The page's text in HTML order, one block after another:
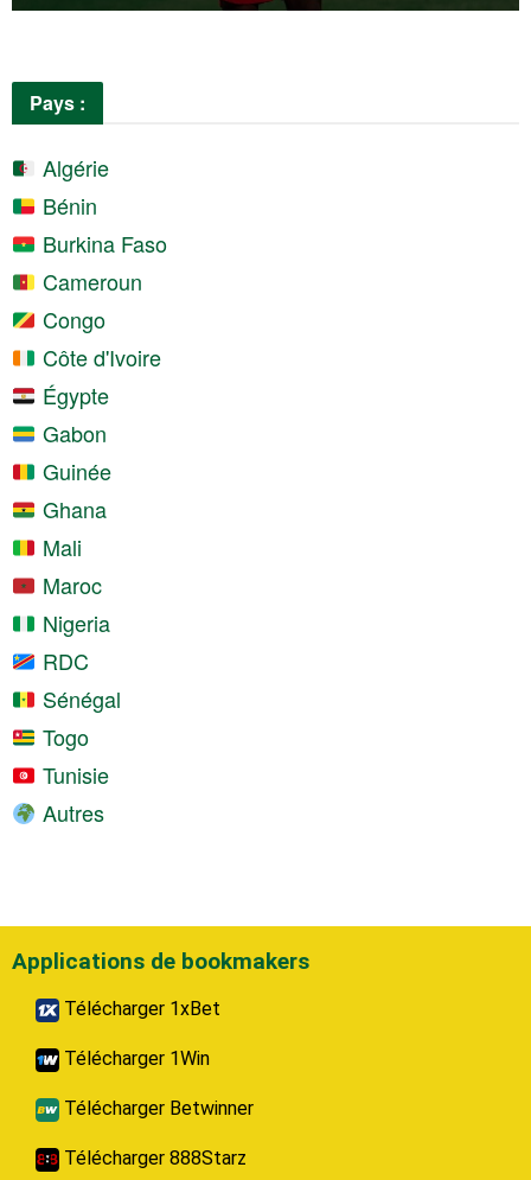
Pays :
Algérie
Bénin
Burkina Faso
Cameroun
Congo
Côte d'Ivoire
Égypte
Gabon
Guinée
Ghana
Mali
Maroc
Nigeria
RDC
Sénégal
Togo
Tunisie
Autres
Applications de bookmakers
Télécharger 1xBet
Télécharger 1Win
Télécharger Betwinner
Télécharger 888Starz